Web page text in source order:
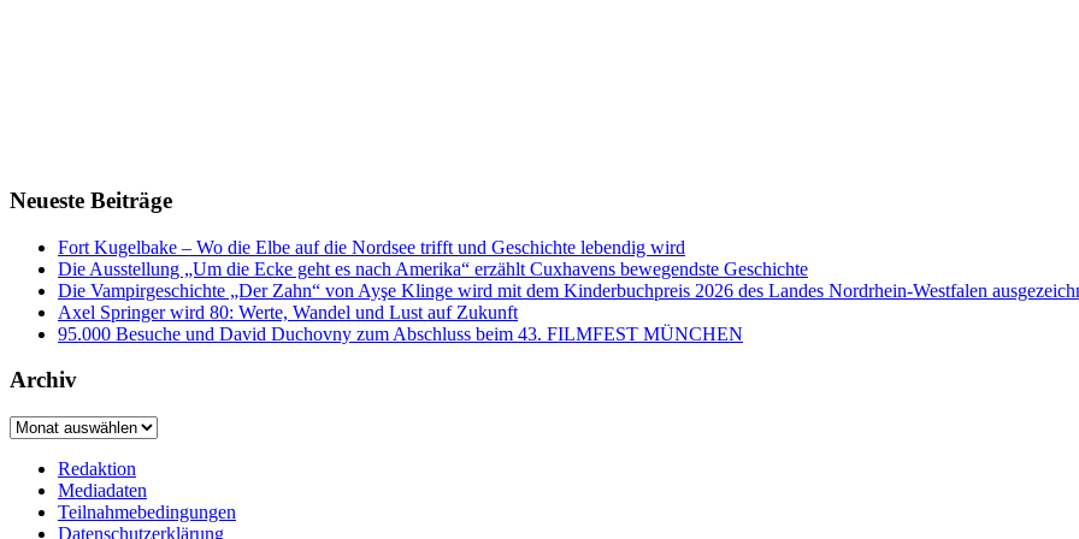
Neueste Beiträge
Fort Kugelbake – Wo die Elbe auf die Nordsee trifft und Geschichte lebendig wird
Die Ausstellung „Um die Ecke geht es nach Amerika“ erzählt Cuxhavens bewegendste Geschichte
Die Vampirgeschichte „Der Zahn“ von Ayşe Klinge wird mit dem Kinderbuchpreis 2026 des Landes Nordrhein-Westfalen
Axel Springer wird 80: Werte, Wandel und Lust auf Zukunft
95.000 Besuche und David Duchovny zum Abschluss beim 43. FILMFEST MÜNCHEN
Archiv
Archiv
Redaktion
Mediadaten
Teilnahmebedingungen
Datenschutzerklärung